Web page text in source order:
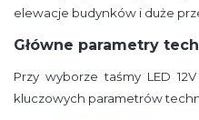
elewacje budynków i duże
Główne parametry
Przy wyborze taśmy LED
kluczowych parametrów